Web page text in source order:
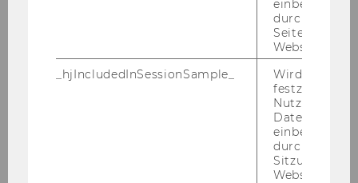
+43-1-313 36-5735
einbezogen
durch das
Website
_hjIncludedInSessionSample_
Wird gesetzt,
festzustellen,
Nutzer in die
einbezogen
durch das
Sitzungslimit
Website